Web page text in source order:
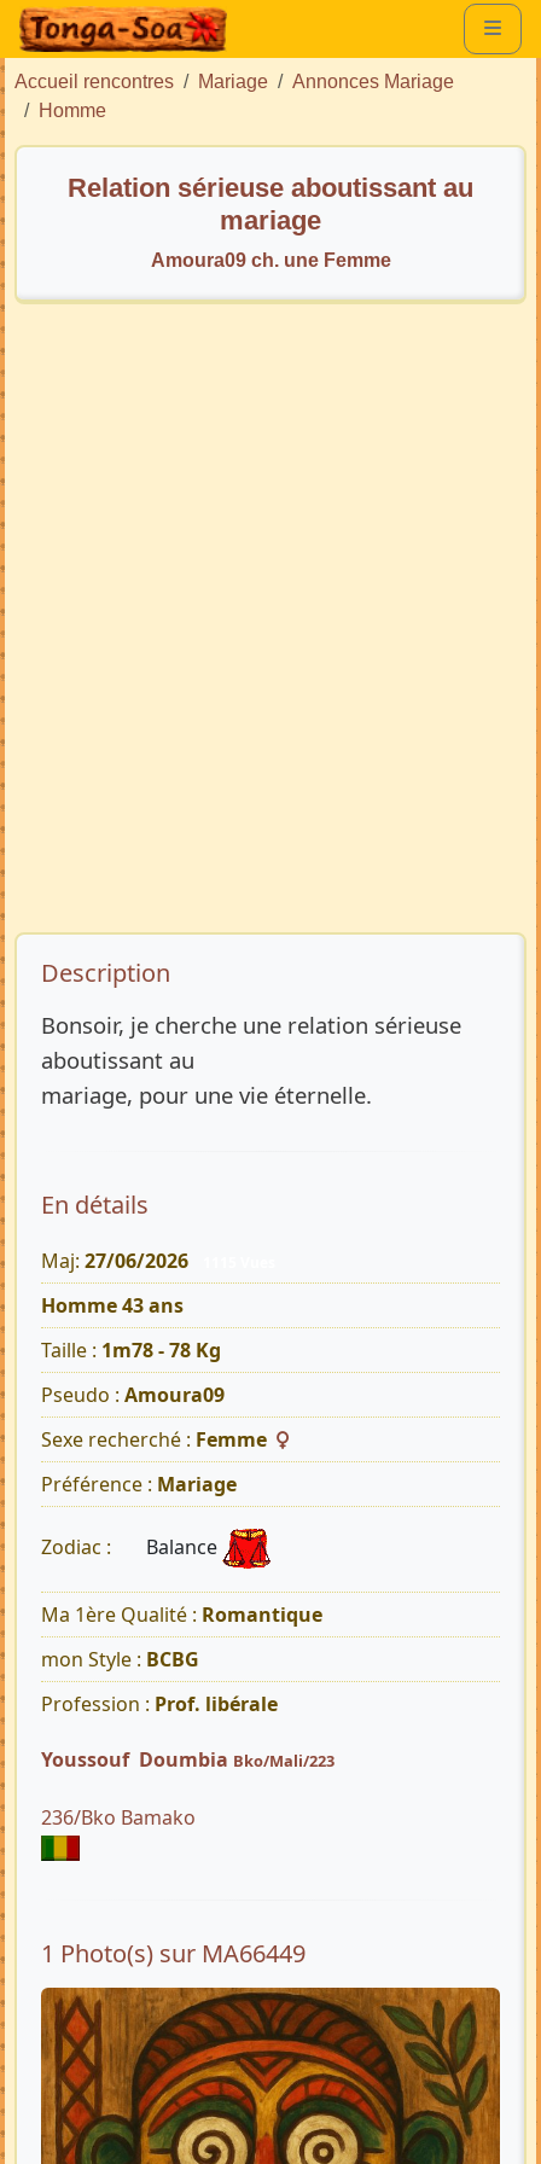
Accueil rencontres Mariage
Annonces Mariage
Homme
Relation sérieuse aboutissant au
mariage
Amoura09 ch. une Femme
Description de l’annonce
Description
Bonsoir, je cherche une relation sérieuse
aboutissant au
mariage, pour une vie éternelle.
En détails
Maj: 27/06/2026
Homme 43 ans
Taille : 1m78 - 78 Kg
Pseudo : Amoura09
Sexe recherché : Femme
Préférence : Mariage
Zodiac : Balance
Ma 1ère Qualité : Romantique
mon Style : BCBG
Profession : Prof. libérale
Youssouf Doumbia Bko/Mali/223
236/Bko Bamako
1 Photo(s) sur MA66449